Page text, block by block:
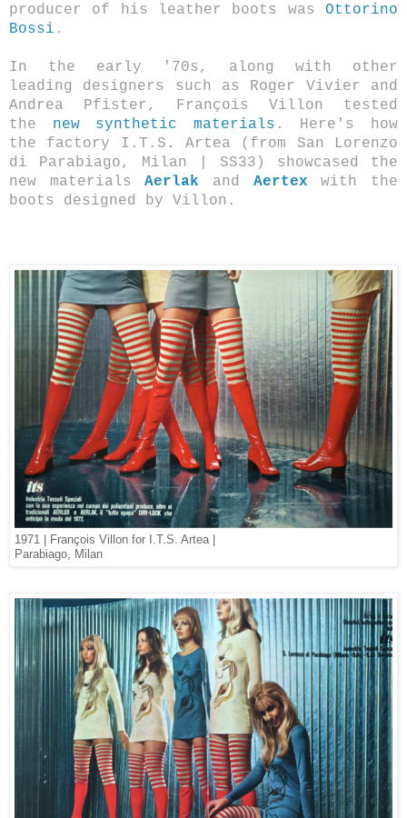
producer of his leather boots was Ottorino
Bossi .
In the early '70s, along with other
leading designers such as Roger Vivier and
Andrea Pfister, François Villon tested
the new synthetic materials . Here's how
the factory I.T.S. Artea (from San Lorenzo
di Parabiago, Milan | SS33) showcased the
new materialsAerlak and Aertex with the
boots designed by Villon .
1971 | François Villon for I.T.S. Artea |
Parabiago, Milan